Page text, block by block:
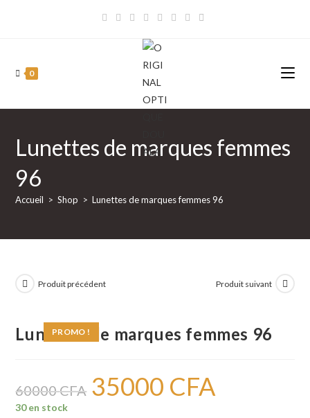
0
Lunettes de marques femmes
96
Accueil > Shop > Lunettes de marques femmes 96
PROMO !
Produit précédent Produit suivant
Lunettes de marques femmes 96
60000CFA
Le
prix
initial
35000 CFAactuel
30 en stock